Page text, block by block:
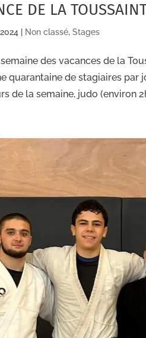
DE LA
Non classé, Stages
des vacances de la
quarantaine de stagiaires par
de la semaine, judo (environ